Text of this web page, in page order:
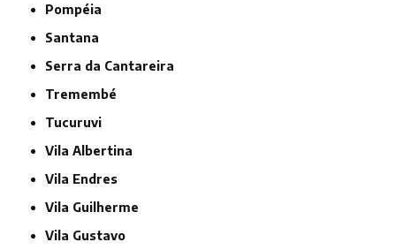
Pompéia
Santana
Serra da Cantareira
Tremembé
Tucuruvi
Vila Albertina
Vila Endres
Vila Guilherme
Vila Gustavo